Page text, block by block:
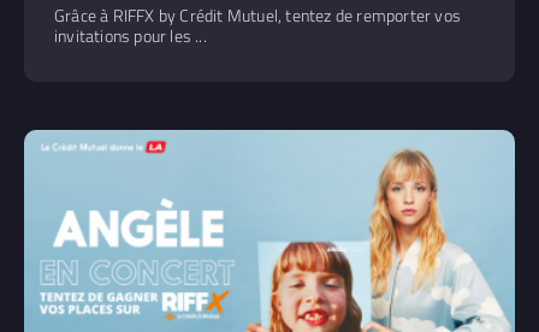
Grâce à RIFFX by Crédit Mutuel, tentez de remporter vos
invitations pour les ...